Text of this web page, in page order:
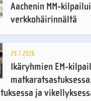
Aachenin MM-
verkkohäirinnältä
29.7.2026
Ikäryhmien EM-
ja